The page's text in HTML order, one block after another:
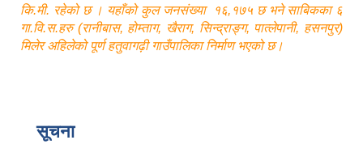
कि.मी. रहेको छ । यहाँको कुल जनसंख्या १६,१७५ छ भने साबिकका ६
गा.वि.स.हरु (रानीबास, होम्ताग, खैराग, सिन्द्राङ्ग, पात्लेपानी, हसनपुर)
मिलेर अहिलेको पूर्ण हतुवागढ़ी गाउँपालिका निर्माण भएको छ।
सूचना